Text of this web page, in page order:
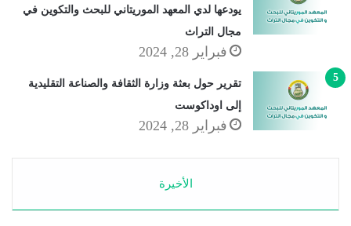
يودعها لدي المعهد الموريتاني للبحث والتكوين في
مجال التراث
فبراير 28, 2024
تقرير حول بعثة وزارة الثقافة والصناعة التقليدية
إلى اوداكوست
فبراير 28, 2024
الأخيرة